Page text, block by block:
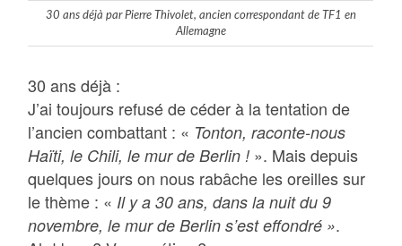
30 ans déjà par Pierre Thivolet, ancien correspondant de TF1 en
Allemagne
30 ans déjà :
J’ai toujours refusé de céder à la tentation de
l’ancien combattant : « Tonton, raconte-nous
Haïti, le Chili, le mur de Berlin ! ». Mais depuis
quelques jours on nous rabâche les oreilles sur
le thème : « Il y a 30 ans, dans la nuit du 9
novembre, le mur de Berlin s’est effondré ».